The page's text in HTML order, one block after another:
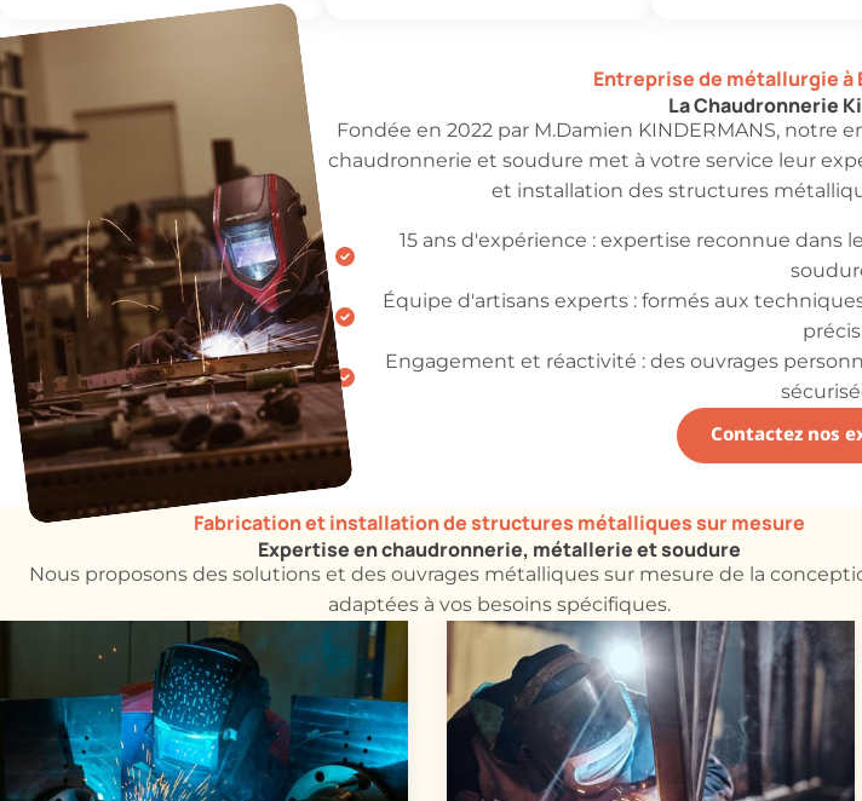
La Chaudronnerie
Entreprise de métallurgie
Fondée en 2022 par M.Damien KINDERMANS, notre
chaudronnerie et soudure met à votre service leur
et installation des structures
15 ans d'expérience : expertise reconnue
Équipe d'artisans experts : formés aux
Engagement et réactivité : des ouvrages
Contactez nos
Expertise en chaudronnerie, métallerie et soudure
Fabrication et installation de structures métalliques sur mesure
Nous proposons des solutions et des ouvrages métalliques sur mesure de la
adaptées à vos besoins spécifiques.